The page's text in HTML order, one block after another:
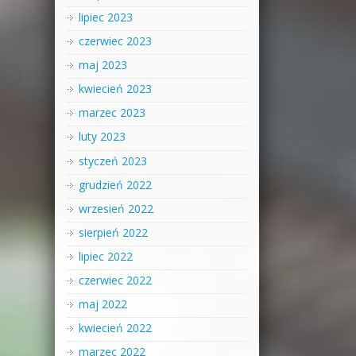
lipiec 2023
czerwiec 2023
maj 2023
kwiecień 2023
marzec 2023
luty 2023
styczeń 2023
grudzień 2022
wrzesień 2022
sierpień 2022
lipiec 2022
czerwiec 2022
maj 2022
kwiecień 2022
marzec 2022